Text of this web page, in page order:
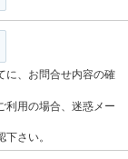
に、お問合せ内容の確
利用の場合、迷惑メー
さい。